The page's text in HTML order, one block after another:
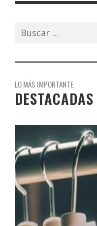
Buscar:
LO MÁS IMPORTANTE
DESTACADAS